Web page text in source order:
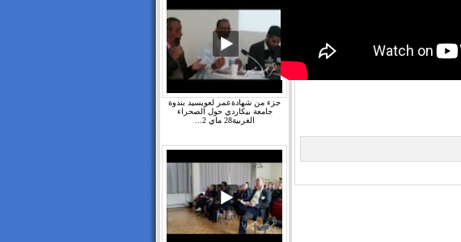
جزء من شهادةعمر لعويسيد بندوة
جامعة بيكاردي حول الصحراء
الغربية28 ماي 2...